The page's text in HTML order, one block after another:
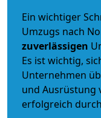
Ein wichtiger
Umzugs nach
zuverlässigen
Es ist wichtig,
Unternehmen
und Ausrüstung
erfolgreich